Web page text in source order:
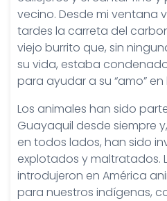
vecino. Desde mi ventana
tardes la carreta del
viejo burrito que, sin
su vida, estaba
para ayudar a su “amo”
Los animales han sido
Guayaquil desde siempre
en todos lados, han sido
explotados y maltratados.
introdujeron en América
para nuestros indígenas,